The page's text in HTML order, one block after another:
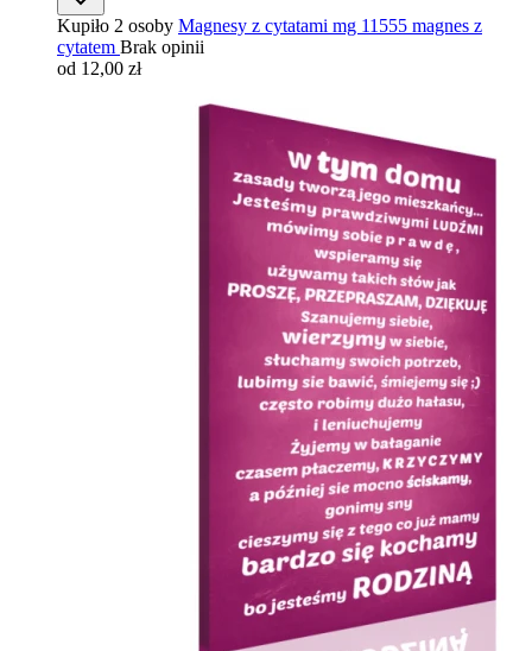
Kupiło 2 osoby Magnesy z cytatami mg 11555 magnes z
cytatem Brak opinii
od 12,00 zł